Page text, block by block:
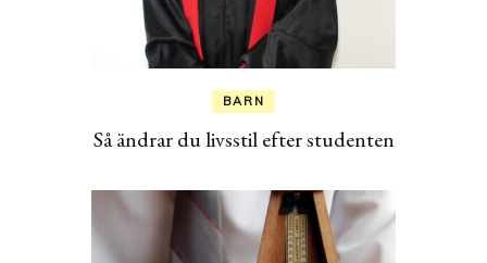
BARN
Så ändrar du livsstil efter studenten